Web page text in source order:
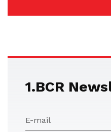
1.BCR
E-mail